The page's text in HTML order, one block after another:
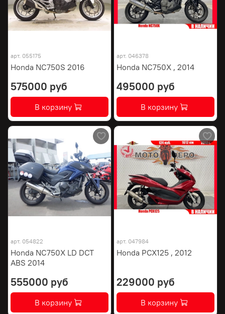
арт. 055175
Honda NC750S 2016
575000 руб
В корзину
арт. 046378
Honda NC750X , 2014
495000 руб
В корзину
арт. 054822
Honda NC750X LD DCT
ABS 2014
555000 руб
В корзину
арт. 047984
Honda PCX125 , 2012
229000 руб
В корзину